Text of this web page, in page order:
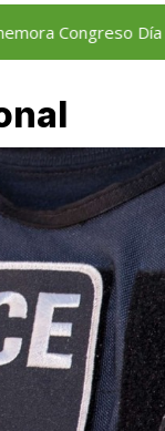
Congreso Día